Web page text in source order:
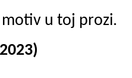
motiv u toj prozi.